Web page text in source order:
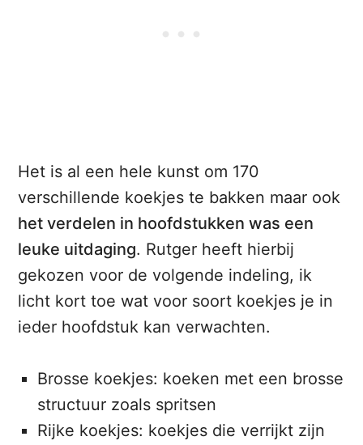
Het is al een hele kunst om 170
verschillende koekjes te bakken maar ook
het verdelen in hoofdstukken was een
leuke uitdaging. Rutger heeft hierbij
gekozen voor de volgende indeling, ik
licht kort toe wat voor soort koekjes je in
ieder hoofdstuk kan verwachten.
Brosse koekjes: koeken met een brosse
structuur zoals spritsen
Rijke koekjes: koekjes die verrijkt zijn